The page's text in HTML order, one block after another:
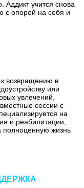
Аддикт учится снова
с опорой на себя и
возвращению в
или
увлечений,
сессии с
на
и реабилитации,
жизнь